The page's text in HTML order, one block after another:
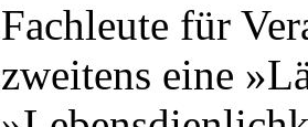
Fachleute für
zweitens eine